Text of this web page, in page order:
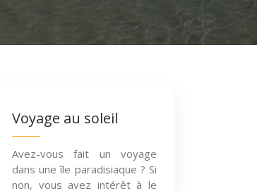
Voyage au soleil
Avez-vous fait un voyage
dans une île paradisiaque ? Si
non, vous avez intérêt à le